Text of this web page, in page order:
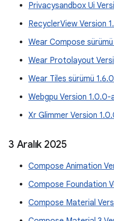
Privacysandbox Ui
RecyclerView Version
Wear Compose
Wear Protolayout
Wear Tiles sürümü
Webgpu Version 1.0.0-
Xr Glimmer Version
3 Aralık 2025
Compose Animation
Compose Foundation
Compose Material